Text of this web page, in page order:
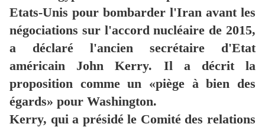
Etats-Unis pour bombarder l'Iran avant les
négociations sur l'accord nucléaire de 2015,
a déclaré l'ancien secrétaire d'Etat
américain John Kerry. Il a décrit la
proposition comme un «piège à bien des
égards» pour Washington.
Kerry, qui a présidé le Comité des relations